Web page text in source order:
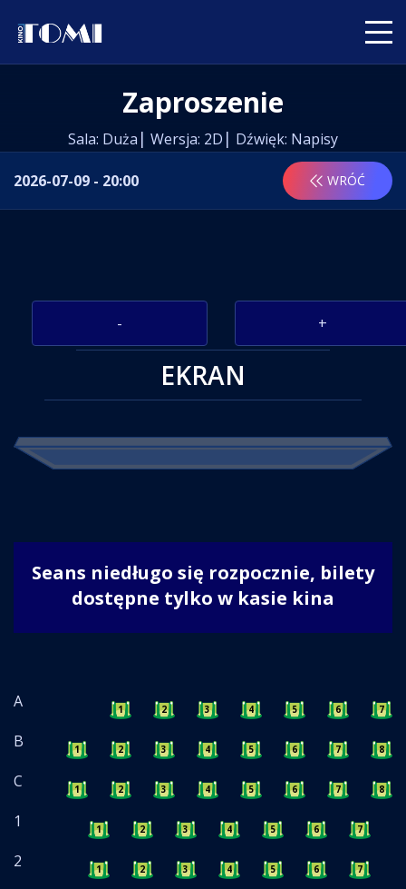
Zaproszenie
Sala: Duża Wersja: 2D Dźwięk: Napisy
WRÓĆ
2026-07-09 - 20:00
- +
EKRAN
Seans niedługo się rozpocznie, bilety
dostępne tylko w kasie kina
A 1 2 3 4 5 6 7
B 1 2 3 4 5 6 7 8
C 1 2 3 4 5 6 7 8
1 1 2 3 4 5 6 7
2 1 2 3 4 5 6 7